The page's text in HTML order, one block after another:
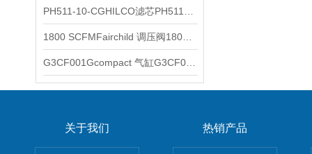
关于我们 热销产品